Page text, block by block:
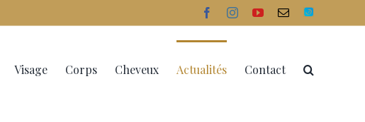
facebookinstagram
youtubeEmailDoctolib
Visage Corps Cheveux Actualités Contact